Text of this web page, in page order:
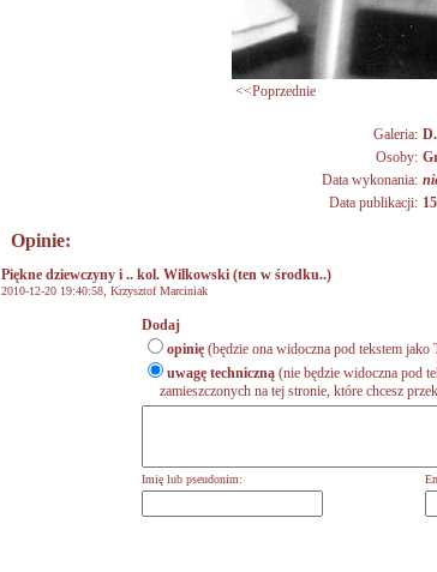
<<Poprzednie
Galeria:
Osoby:
Data wykonania:
Data publikacji:
Opinie:
Piękne dziewczyny i .. kol. Wilkowski (ten w środku..)
2010-12-20 19:40:58, Krzysztof Marciniak
Dodaj
opinię (będzie ona widoczna pod tekstem
uwagę techniczną (nie będzie widoczna pod
zamieszczonych na tej stronie, które chcesz
Imię lub pseudonim: